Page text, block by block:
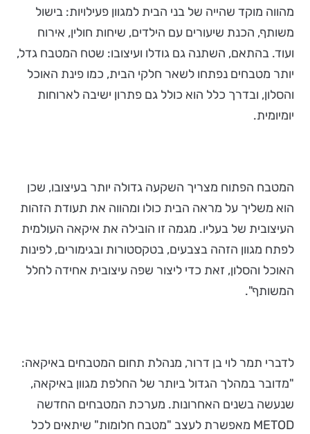
מהווה מוקד שהייה של בני הבית למגוון פעילויות: בישול
משותף, הכנת שיעורים עם הילדים, שיחות חולין, אירוח
ועוד. בהתאם, השתנה גם גודלו ועיצובו: שטח המטבח גדל,
יותר מטבחים נפתחו לשאר חלקי הבית, כמו פינת האוכל
והסלון, ובדרך כלל הוא כולל גם פתרון ישיבה לארוחות
יומיומית.
המטבח הפתוח מצריך השקעה גדולה יותר בעיצובו, שכן
הוא משליך על מראה הבית כולו ומהווה את תעודת הזהות
העיצובית של בעליו. מגמה זו הובילה את איקאה העולמית
לפתח מגוון הזהה בצבעים, בטקסטורות ובגימורים, לפינות
האוכל והסלון, זאת כדי ליצור שפה עיצובית אחידה לחלל
המשותף".
לדברי תמר לוי בן דרור, מנהלת תחום המטבחים באיקאה:
"מדובר במהלך הגדול ביותר של החלפת מגוון באיקאה,
שנעשה בשנים האחרונות. מערכת המטבחים החדשה
METOD מאפשרת לעצב "מטבח חלומות" שיתאים לכל